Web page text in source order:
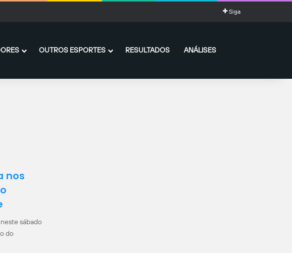
temporada com média impressionante de gols Siga
OUTROS ESPORTES RESULTADOS ANÁLISES
nos
sábado
do